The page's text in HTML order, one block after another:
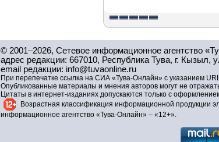
© 2001–2026, Сетевое информационное агентство
адрес редакции: 667010, Республика Тува, г. Кызыл,
email редакции: info@tuvaonline.ru
При перепечатке ссылка на СИА «Тува-Онлайн» с указанием
Опубликованные материалы и мнения авторов могут не
Цитаты в интернет-изданиях допускаются только с
Возрастная классификация информационной продукции
информационное агентство «Тува-Онлайн» – «12+».